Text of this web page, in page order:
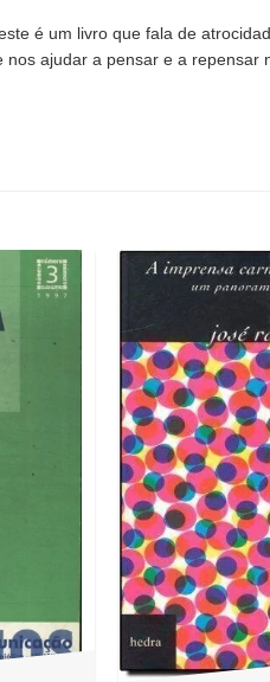
é um livro que fala de
nos ajudar a pensar e a